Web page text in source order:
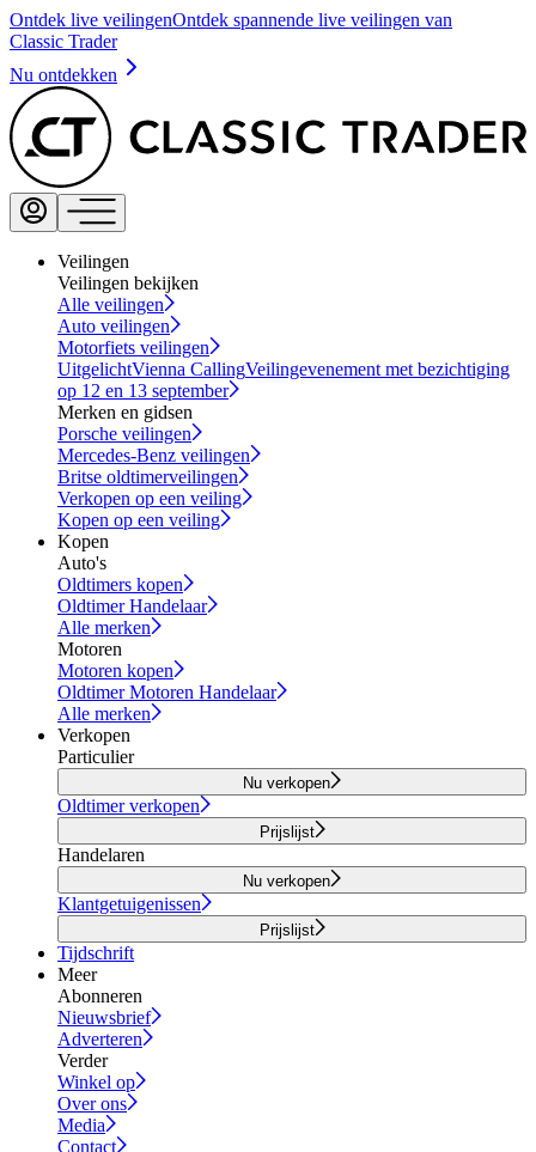
Ontdek live veilingenOntdek spannende live veilingen van
Classic Trader
Nu ontdekken
Veilingen
Veilingen bekijken
Alle veilingen
Auto veilingen
Motorfiets veilingen
UitgelichtVienna CallingVeilingevenement met bezichtiging
op 12 en 13 september
Merken en gidsen
Porsche veilingen
Mercedes-Benz veilingen
Britse oldtimerveilingen
Verkopen op een veiling
Kopen op een veiling
Kopen
Auto's
Oldtimers kopen
Oldtimer Handelaar
Alle merken
Motoren
Motoren kopen
Oldtimer Motoren Handelaar
Alle merken
Verkopen
Particulier
Nu verkopen
Oldtimer verkopen
Prijslijst
Handelaren
Nu verkopen
Klantgetuigenissen
Prijslijst
Tijdschrift
Meer
Abonneren
Nieuwsbrief
Adverteren
Verder
Winkel op
Over ons
Media
Contact